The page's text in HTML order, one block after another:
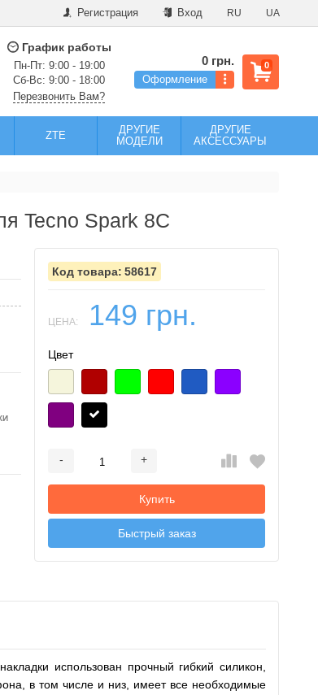
Регистрация Вход RU UA
График работы
Пн-Пт: 9:00 - 19:00
Сб-Вс: 9:00 - 18:00
Перезвонить Вам?
0
0 грн.
Оформление
ZTE
ДРУГИЕ
МОДЕЛИ
ДРУГИЕ
АКСЕССУАРЫ
Tecno Spark 8C
58617
ЦЕНА: 149 грн.
Цвет
- +
Купить
Быстрый заказ
использован прочный гибкий силикон,
в том числе и низ, имеет все необходимые